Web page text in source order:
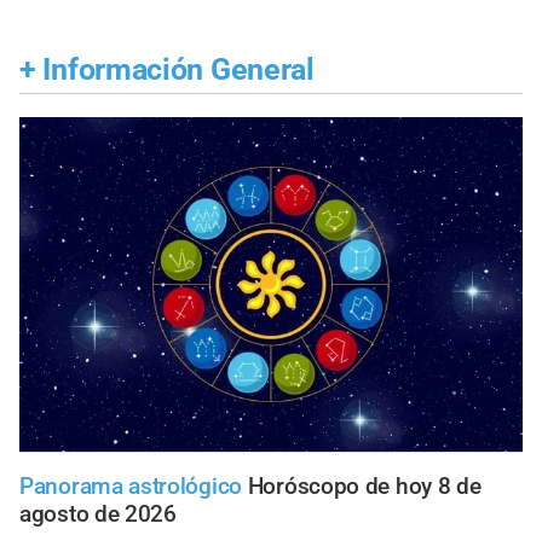
+ Información General
Panorama astrológico Horóscopo de hoy 8 de
agosto de 2026